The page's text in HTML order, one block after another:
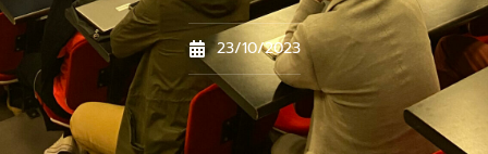
23/10/2023